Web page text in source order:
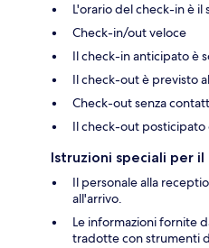
L'orario del check-in è
Check-in/out veloce
Il check-in anticipato è
Il check-out è previsto
Check-out senza
Il check-out
Istruzioni speciali per il
Il personale alla
all'arrivo.
Le informazioni fornite
tradotte con strumenti